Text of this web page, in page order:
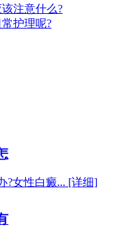
注意什么?
护理呢?
?女性白癜... [详细]